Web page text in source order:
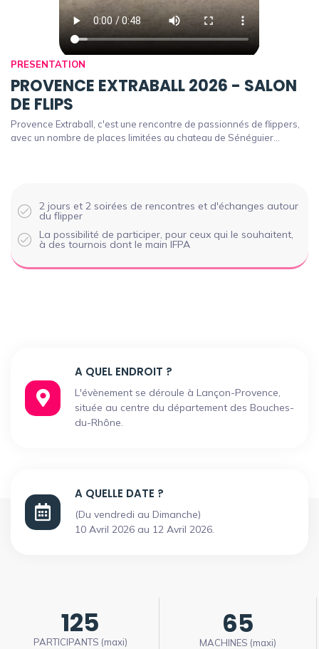
PRESENTATION
PROVENCE EXTRABALL 2026 - SALON
DE FLIPS
Provence Extraball, c'est une rencontre de passionnés de flippers,
avec un nombre de places limitées au chateau de Sénéguier...
2 jours et 2 soirées de rencontres et d'échanges autour
du flipper
La possibilité de participer, pour ceux qui le souhaitent,
à des tournois dont le main IFPA
A QUEL ENDROIT ?
L'évènement se déroule à Lançon-Provence,
située au centre du département des Bouches-
du-Rhône.
A QUELLE DATE ?
(Du vendredi au Dimanche)
10 Avril 2026 au 12 Avril 2026.
125
PARTICIPANTS (maxi)
65
MACHINES (maxi)